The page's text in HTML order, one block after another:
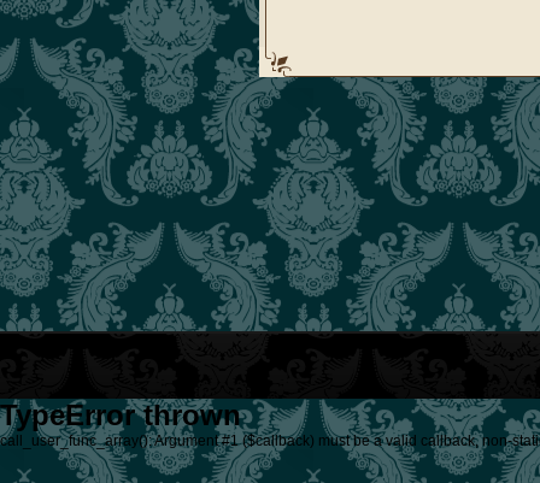
TypeError thrown
call_user_func_array(): Argument #1 ($callback) must be a valid callback, non-